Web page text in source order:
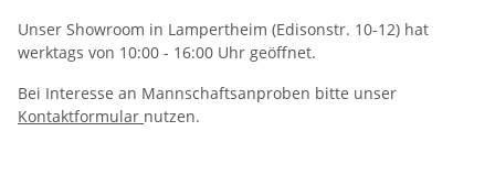
Unser Showroom in Lampertheim (Edisonstr. 10-12) hat
werktags von 10:00 - 16:00 Uhr geöffnet.
Bei Interesse an Mannschaftsanproben bitte unser
Kontaktformular nutzen.